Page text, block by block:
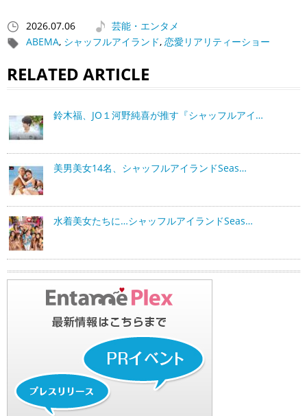
2026.07.06
芸能・エンタメ
ABEMA, シャッフルアイランド, 恋愛リアリティーショー
RELATED ARTICLE
鈴木福、JO１河野純喜が推す『シャッフルアイ…
美男美女14名、シャッフルアイランドSeas…
水着美女たちに…シャッフルアイランドSeas…